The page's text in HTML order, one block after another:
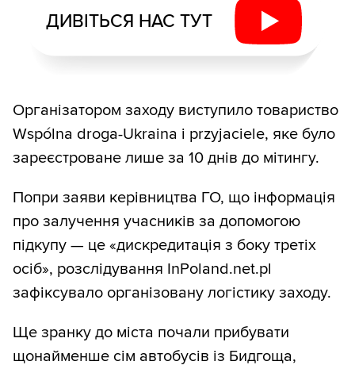
ДИВІТЬСЯ НАС ТУТ
Організатором заходу виступило товариство
Wspólna droga-Ukraina i przyjaciele, яке було
зареєстроване лише за 10 днів до мітингу.
Попри заяви керівництва ГО, що інформація
про залучення учасників за допомогою
підкупу — це «дискредитація з боку третіх
осіб», розслідування InPoland.net.pl
зафіксувало організовану логістику заходу.
Ще зранку до міста почали прибувати
щонайменше сім автобусів із Бидгоща,